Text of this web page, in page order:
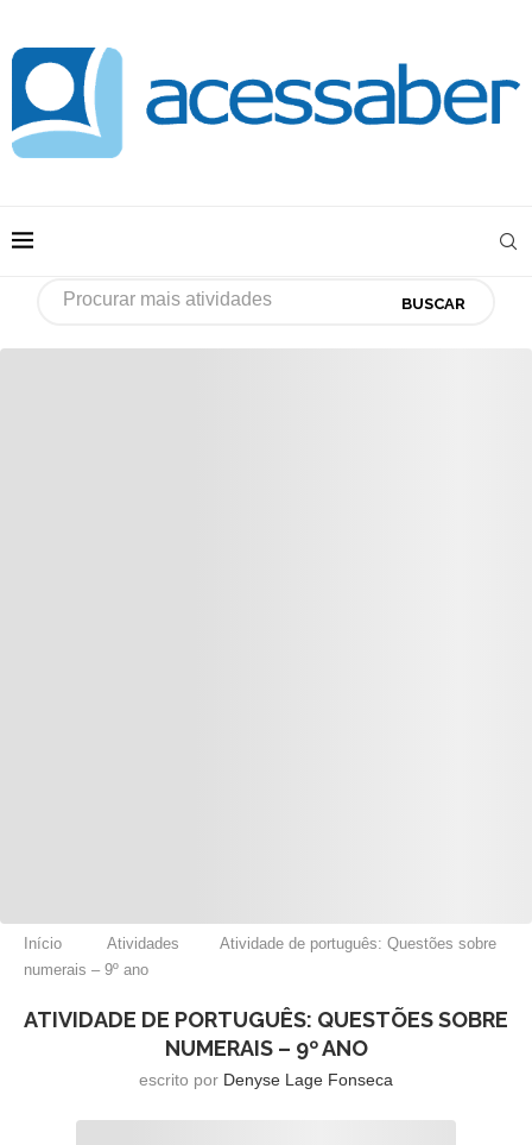
BUSCAR
Início Atividades
Atividade de português: Questões sobre
numerais – 9º ano
ATIVIDADE DE PORTUGUÊS: QUESTÕES SOBRE
NUMERAIS – 9º ANO
escrito por Denyse Lage Fonseca